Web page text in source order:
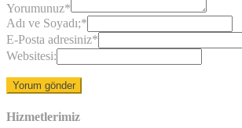
Yorumunuz*
Adı ve Soyadı;*
E-Posta adresiniz*
Websitesi:
Hizmetlerimiz